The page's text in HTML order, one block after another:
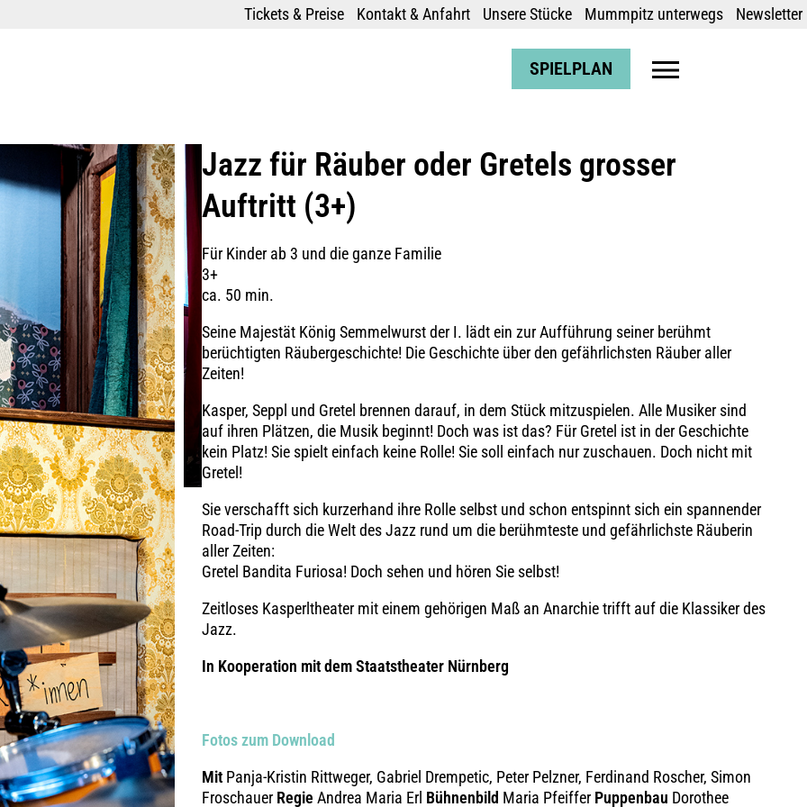
Tickets & Preise Kontakt & Anfahrt Unsere Stücke Mummpitz unterwegs Newsletter
SPIELPLAN
next
Jazz für Räuber oder Gretels grosser
Auftritt (3+)
Für Kinder ab 3 und die ganze Familie
3+
ca. 50 min.
Seine Majestät König Semmelwurst der I. lädt ein zur Aufführung seiner berühmt
berüchtigten Räubergeschichte! Die Geschichte über den gefährlichsten Räuber aller
Zeiten!
Kasper, Seppl und Gretel brennen darauf, in dem Stück mitzuspielen. Alle Musiker sind
auf ihren Plätzen, die Musik beginnt! Doch was ist das? Für Gretel ist in der Geschichte
kein Platz! Sie spielt einfach keine Rolle! Sie soll einfach nur zuschauen. Doch nicht mit
Gretel!
Sie verschafft sich kurzerhand ihre Rolle selbst und schon entspinnt sich ein spannender
Road-Trip durch die Welt des Jazz rund um die berühmteste und gefährlichste Räuberin
aller Zeiten:
Gretel Bandita Furiosa! Doch sehen und hören Sie selbst!
Zeitloses Kasperltheater mit einem gehörigen Maß an Anarchie trifft auf die Klassiker des
Jazz.
In Kooperation mit dem Staatstheater Nürnberg
Fotos zum Download
Mit Panja-Kristin Rittweger, Gabriel Drempetic, Peter Pelzner, Ferdinand Roscher, Simon
Froschauer Regie Andrea Maria Erl Bühnenbild Maria Pfeiffer Puppenbau Dorothee